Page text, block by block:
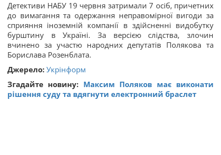
Детективи НАБУ 19 червня затримали 7 осіб, причетних
до вимагання та одержання неправомірної вигоди за
сприяння іноземній компанії в здійсненні видобутку
бурштину в Україні. За версією слідства, злочин
вчинено за участю народних депутатів Полякова та
Борислава Розенблата.
Джерело: Укрінформ
Згадайте новину: Максим Поляков має виконати
рішення суду та вдягнути електронний браслет